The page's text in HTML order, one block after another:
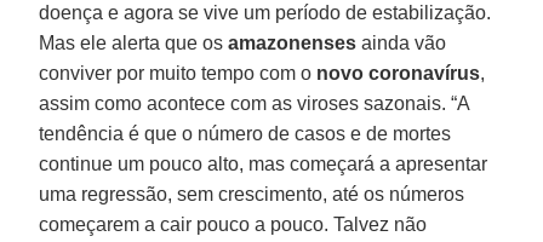
doença e agora se vive um período de estabilização.
Mas ele alerta que osamazonenses ainda vão
conviver por muito tempo com o novo coronavírus,
assim como acontece com as viroses sazonais. “A
tendência é que o número de casos e de mortes
continue um pouco alto, mas começará a apresentar
uma regressão, sem crescimento, até os números
começarem a cair pouco a pouco. Talvez não